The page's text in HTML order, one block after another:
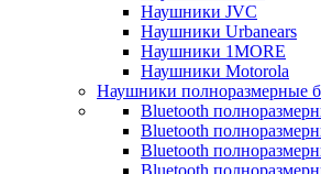
Наушники JVC
Наушники Urbanears
Наушники 1MORE
Наушники Motorola
Наушники полноразмерные
Bluetooth
Bluetooth
Bluetooth
Bluetooth